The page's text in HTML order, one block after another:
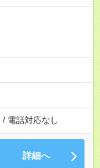
/ 電話対応なし
詳細へ